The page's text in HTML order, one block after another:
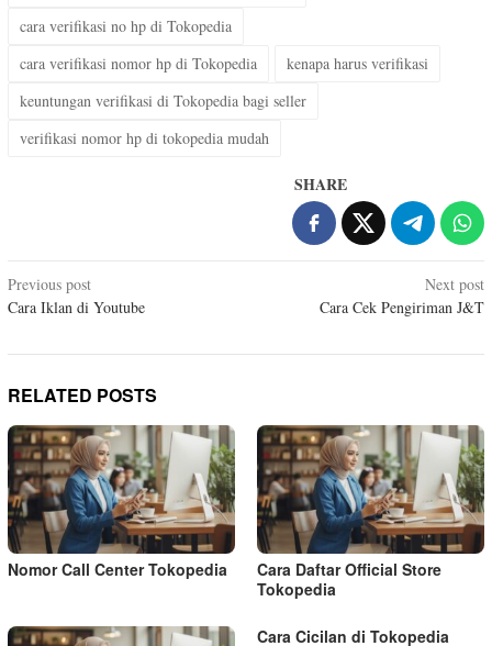
cara verifikasi no hp di Tokopedia
cara verifikasi nomor hp di Tokopedia
kenapa harus verifikasi
keuntungan verifikasi di Tokopedia bagi seller
verifikasi nomor hp di tokopedia mudah
SHARE
Post
navigation
Previous post
Cara Iklan di Youtube
Next post
Cara Cek Pengiriman J&T
RELATED POSTS
Nomor Call Center Tokopedia
Cara Daftar Official Store
Tokopedia
Cara Cicilan di Tokopedia